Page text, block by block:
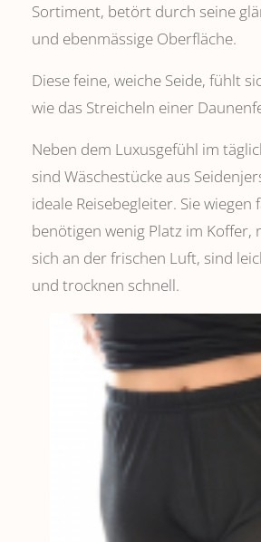
Sortiment, betört durch seine
und ebenmässige Oberfläche.
Diese feine, weiche Seide, fühlt
wie das Streicheln einer
Neben dem Luxusgefühl im
sind Wäschestücke aus
ideale Reisebegleiter. Sie wiegen
benötigen wenig Platz im Koffer,
sich an der frischen Luft, sind
und trocknen schnell.